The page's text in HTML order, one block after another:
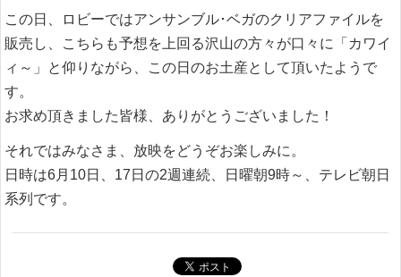
この日、ロビーではアンサンブル･ベガのクリアファイルを
販売し、こちらも予想を上回る沢山の方々が口々に「カワイ
ィ～」と仰りながら、この日のお土産として頂いたようで
す。
お求め頂きました皆様、ありがとうございました！
それではみなさま、放映をどうぞお楽しみに。
日時は6月10日、17日の2週連続、日曜朝9時～、テレビ朝日
系列です。